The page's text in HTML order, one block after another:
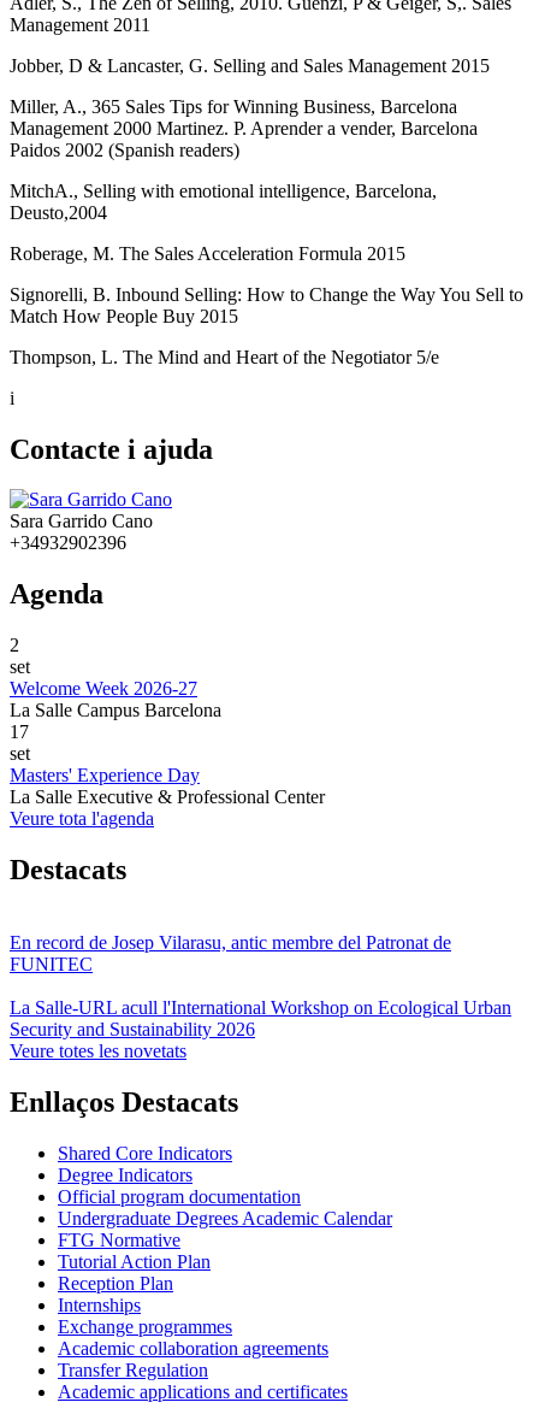
Management 2011
Jobber, D & Lancaster, G. Selling and Sales Management 2015
Miller, A., 365 Sales Tips for Winning Business, Barcelona
Management 2000 Martinez. P. Aprender a vender, Barcelona
Paidos 2002 (Spanish readers)
MitchA., Selling with emotional intelligence, Barcelona,
Deusto,2004
Roberage, M. The Sales Acceleration Formula 2015
Signorelli, B. Inbound Selling: How to Change the Way You Sell to
Match How People Buy 2015
Thompson, L. The Mind and Heart of the Negotiator 5/e
i
Contacte i ajuda
Sara Garrido Cano
+34932902396
Agenda
2
set
Welcome Week 2026-27
La Salle Campus Barcelona
17
set
Masters' Experience Day
La Salle Executive & Professional Center
Veure tota l'agenda
Destacats
En record de Josep Vilarasu, antic membre del Patronat de
FUNITEC
La Salle-URL acull l'International Workshop on Ecological Urban
Security and Sustainability 2026
Veure totes les novetats
Enllaços Destacats
Shared Core Indicators
Degree Indicators
Official program documentation
Undergraduate Degrees Academic Calendar
FTG Normative
Tutorial Action Plan
Reception Plan
Internships
Exchange programmes
Academic collaboration agreements
Transfer Regulation
Academic applications and certificates